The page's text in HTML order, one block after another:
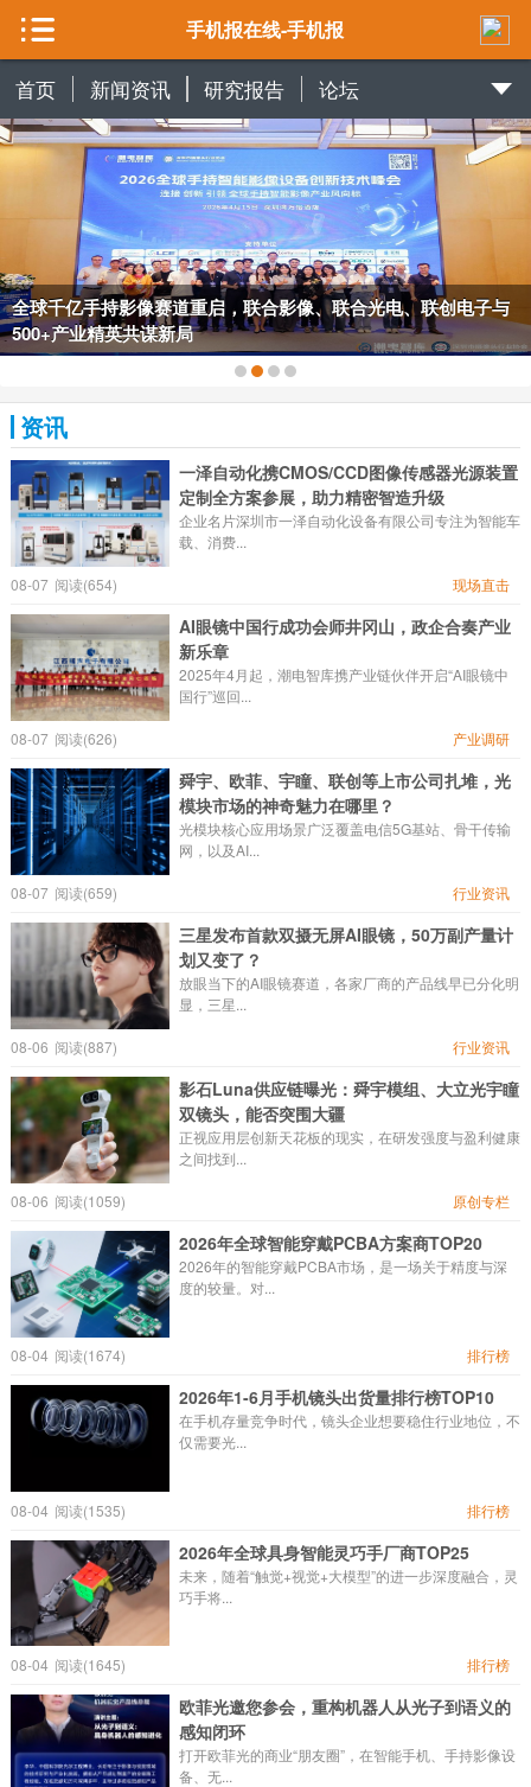
手机报在线-手机报
首页 新闻资讯 研究报告 论坛
全球千亿手持影像赛道重启，联合影像、联合光电、联创电子与
500+产业精英共谋新局
资讯
一泽自动化携CMOS/CCD图像传感器光源装置
定制全方案参展，助力精密智造升级
企业名片深圳市一泽自动化设备有限公司专注为智能车
载、消费...
08-07 阅读(654) 现场直击
AI眼镜中国行成功会师井冈山，政企合奏产业
新乐章
2025年4月起，潮电智库携产业链伙伴开启“AI眼镜中
国行”巡回...
08-07 阅读(626) 产业调研
舜宇、欧菲、宇瞳、联创等上市公司扎堆，光
模块市场的神奇魅力在哪里？
光模块核心应用场景广泛覆盖电信5G基站、骨干传输
网，以及AI...
08-07 阅读(659) 行业资讯
三星发布首款双摄无屏AI眼镜，50万副产量计
划又变了？
放眼当下的AI眼镜赛道，各家厂商的产品线早已分化明
显，三星...
08-06 阅读(887) 行业资讯
影石Luna供应链曝光：舜宇模组、大立光宇瞳
双镜头，能否突围大疆
正视应用层创新天花板的现实，在研发强度与盈利健康
之间找到...
08-06 阅读(1059) 原创专栏
2026年全球智能穿戴PCBA方案商TOP20
2026年的智能穿戴PCBA市场，是一场关于精度与深
度的较量。对...
08-04 阅读(1674) 排行榜
2026年1-6月手机镜头出货量排行榜TOP10
在手机存量竞争时代，镜头企业想要稳住行业地位，不
仅需要光...
08-04 阅读(1535) 排行榜
2026年全球具身智能灵巧手厂商TOP25
未来，随着“触觉+视觉+大模型”的进一步深度融合，灵
巧手将...
08-04 阅读(1645) 排行榜
欧菲光邀您参会，重构机器人从光子到语义的
感知闭环
打开欧菲光的商业“朋友圈”，在智能手机、手持影像设
备、无...